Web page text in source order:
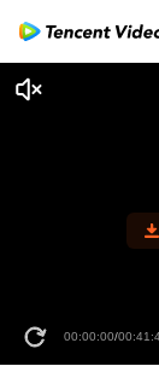
00:00:00/